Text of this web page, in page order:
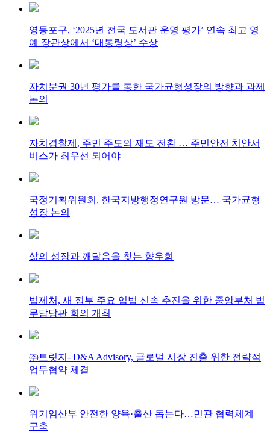
영등포구, ‘2025년 전국 도서관 운영 평가’ 연속 최고 영
예 장관상에서 ‘대통령상’ 수상
자치분권 30년 평가를 통한 국가균형성장의 방향과 과제
논의
자치경찰제, 주민 주도의 재도 전환 … 주민안전 치안서
비스가 최우선 되어야
국정기획위원회, 한국지방행정연구원 방문… 국가균형
성장 논의
삶의 성장과 깨달음을 찾는 향우회
법제처, 새 정부 주요 입법 신속 추진을 위한 중앙부처 법
무담당관 회의 개최
㈜트릿지- D&A Advisory, 글로벌 시장 진출 위한 전략적
업무협약 체결
위기임산부 안전한 양육·출산 돕는다…민관 협력체계
구축